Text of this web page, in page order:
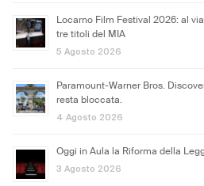
Locarno Film Festival 2026: al
tre titoli del MIA
5 Agosto 2026
Paramount-Warner Bros.
resta bloccata.
4 Agosto 2026
Oggi in Aula la Riforma della
3 Agosto 2026